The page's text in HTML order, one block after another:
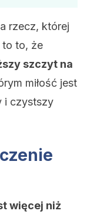
rzecz, której
to to, że
szczyt na
miłość jest
i czystszy
więcej niż